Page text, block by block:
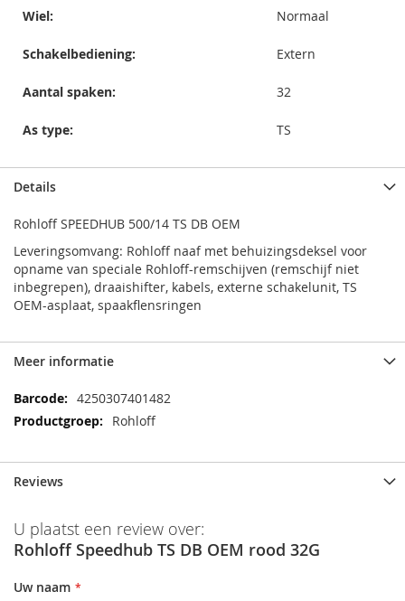
Wiel: Normaal
Schakelbediening: Extern
Aantal spaken: 32
As type: TS
Details
Rohloff SPEEDHUB 500/14 TS DB OEM
Leveringsomvang: Rohloff naaf met behuizingsdeksel voor
opname van speciale Rohloff-remschijven (remschijf niet
inbegrepen), draaishifter, kabels, externe schakelunit, TS
OEM-asplaat, spaakflensringen
Meer informatie
Meer
informatie
4250307401482
Rohloff
Reviews
U plaatst een review over:
Rohloff Speedhub TS DB OEM rood 32G
Uw naam